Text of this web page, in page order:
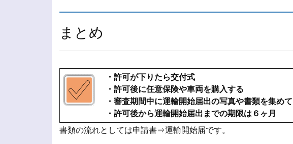
まとめ
・許可が下りたら交付式
・許可後に任意保険や車両を購入する
・審査期間中に運輸開始届出の写真や書類を集めて
・許可後から運輸開始届出までの期限は６ヶ月
書類の流れとしては申請書⇒運輸開始届です。